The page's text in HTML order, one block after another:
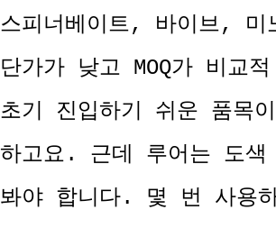
스피너베이트, 바이브, 미
단가가 낮고 MOQ가 비교
초기 진입하기 쉬운 품목
하고요. 근데 루어는 도색
봐야 합니다. 몇 번 사용하